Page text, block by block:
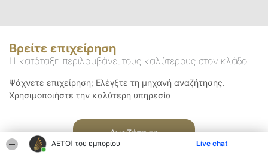
ΑΕΤΟΊ του εμπορίου Live chat
Βρείτε επιχείρηση
Η κατάταξη περιλαμβάνει τους καλύτερους στον κλάδο
Ψάχνετε επιχείρηση; Ελέγξτε τη μηχανή αναζήτησης.
Χρησιμοποιήστε την καλύτερη υπηρεσία
Αναζήτηση